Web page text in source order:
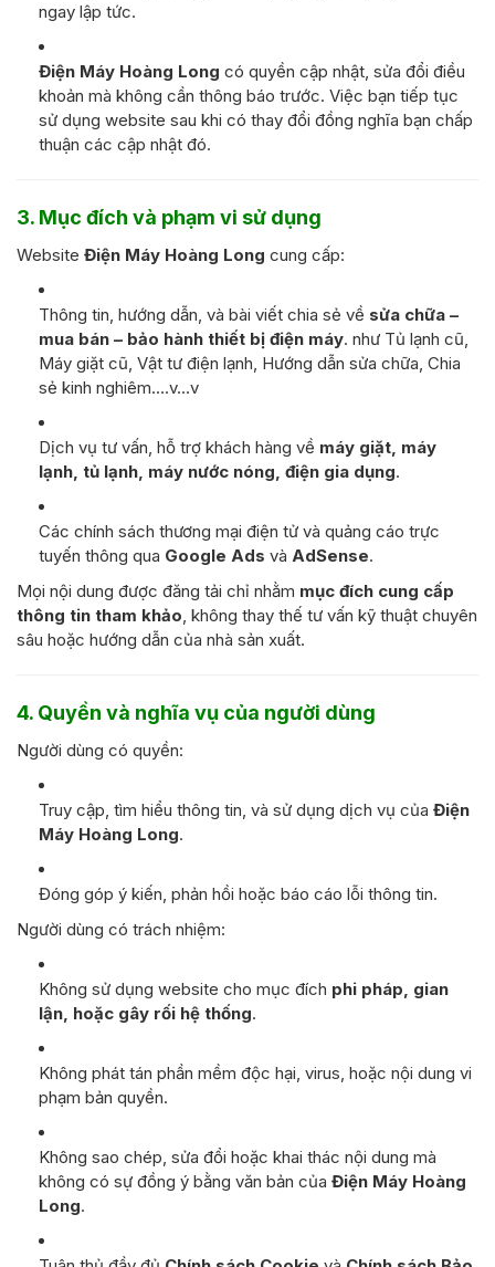
ngay lập tức.
Điện Máy Hoàng Long có quyền cập nhật, sửa đổi điều
khoản mà không cần thông báo trước. Việc bạn tiếp tục
sử dụng website sau khi có thay đổi đồng nghĩa bạn chấp
thuận các cập nhật đó.
3. Mục đích và phạm vi sử dụng
Website Điện Máy Hoàng Long cung cấp:
Thông tin, hướng dẫn, và bài viết chia sẻ về sửa chữa –
mua bán – bảo hành thiết bị điện máy. như Tủ lạnh cũ,
Máy giặt cũ, Vật tư điện lạnh, Hướng dẫn sửa chữa, Chia
sẻ kinh nghiêm….v…v
Dịch vụ tư vấn, hỗ trợ khách hàng về máy giặt, máy
lạnh, tủ lạnh, máy nước nóng, điện gia dụng.
Các chính sách thương mại điện tử và quảng cáo trực
tuyến thông qua Google Ads và AdSense.
Mọi nội dung được đăng tải chỉ nhằm mục đích cung cấp
thông tin tham khảo, không thay thế tư vấn kỹ thuật chuyên
sâu hoặc hướng dẫn của nhà sản xuất.
4. Quyền và nghĩa vụ của người dùng
Người dùng có quyền:
Truy cập, tìm hiểu thông tin, và sử dụng dịch vụ của Điện
Máy Hoàng Long.
Đóng góp ý kiến, phản hồi hoặc báo cáo lỗi thông tin.
Người dùng có trách nhiệm:
Không sử dụng website cho mục đích phi pháp, gian
lận, hoặc gây rối hệ thống.
Không phát tán phần mềm độc hại, virus, hoặc nội dung vi
phạm bản quyền.
Không sao chép, sửa đổi hoặc khai thác nội dung mà
không có sự đồng ý bằng văn bản của Điện Máy Hoàng
Long.